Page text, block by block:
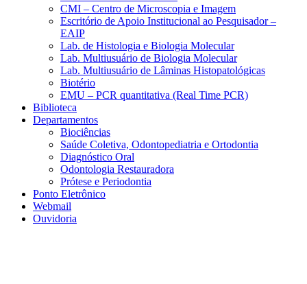
CMI – Centro de Microscopia e Imagem
Escritório de Apoio Institucional ao Pesquisador –
EAIP
Lab. de Histologia e Biologia Molecular
Lab. Multiusuário de Biologia Molecular
Lab. Multiusuário de Lâminas Histopatológicas
Biotério
EMU – PCR quantitativa (Real Time PCR)
Biblioteca
Departamentos
Biociências
Saúde Coletiva, Odontopediatria e Ortodontia
Diagnóstico Oral
Odontologia Restauradora
Prótese e Periodontia
Ponto Eletrônico
Webmail
Ouvidoria